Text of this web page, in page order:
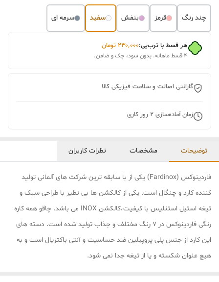
چند رنگ قرمز بنفش سفید سرمه ای
هر قسط با ترب‌پی:۲۳۰٬۰۰۰ تومان
۴ قسط ماهانه. بدون سود، چک و ضامن.
گارانتی اصالت و سلامت فیزیکی کالا
زمان آماده‌سازی 2 روز کاری
توضیحات مشخصات نظرات کاربران
فاردینوکس (Fardinox) یکی از با سابقه ترین شرکت های آلمانی تولید
کننده کارد و چنگال است. یکی از کالکشن ها بی نظیر با طراحی سبک و
تیغه استیل استنلیس با کیفیت،کالکشن INOX می باشد. چاقو همه کاره
رنگی فاردینوکس در 7 رنگ مختلف و جذاب تولید شده است. دسته های
این کارد از جنس پلی پروپیلین ضد حساسیت و آنتی باکتریال است و به
هیچ عنوان شکسته و یا از تیغه جدا نمی شود.